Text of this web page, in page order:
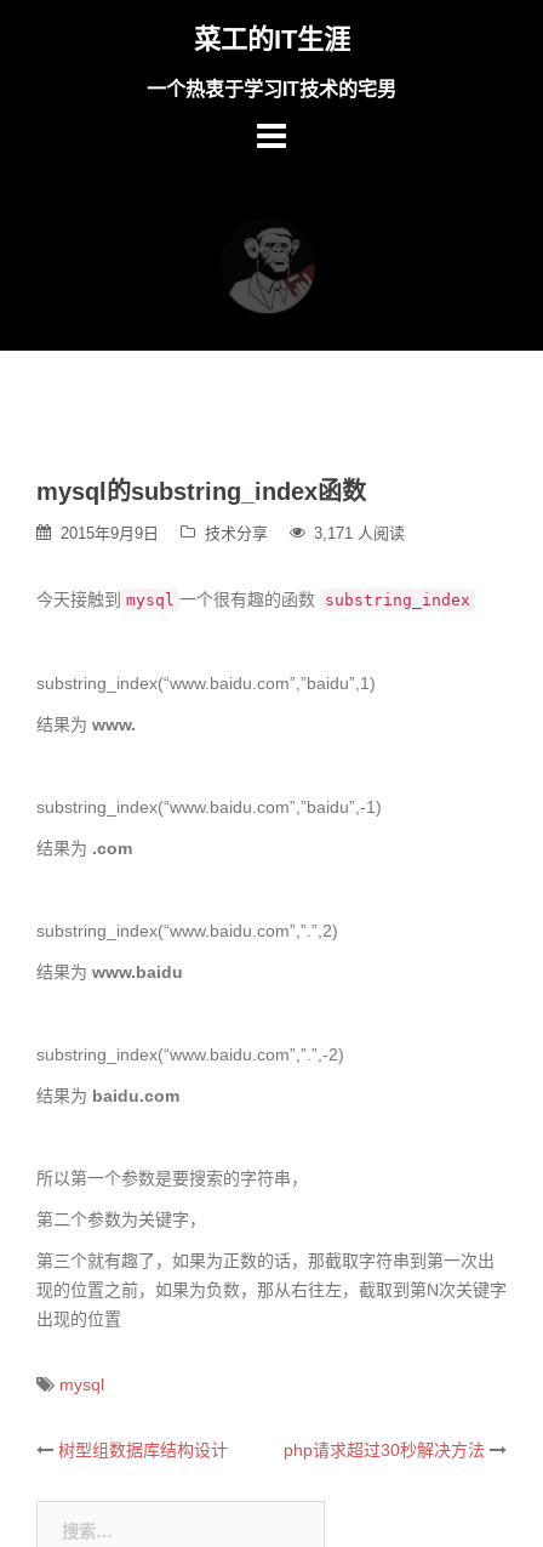
菜工的IT生涯
一个热衷于学习IT技术的宅男
mysql的substring_index函数
2015年9月9日 技术分享 3,171 人阅读
今天接触到 mysql 一个很有趣的函数 substring_index
substring_index(“www.baidu.com”,”baidu”,1)
结果为 www.
substring_index(“www.baidu.com”,”baidu”,-1)
结果为 .com
substring_index(“www.baidu.com”,”.”,2)
结果为 www.baidu
substring_index(“www.baidu.com”,”.”,-2)
结果为 baidu.com
所以第一个参数是要搜索的字符串，
第二个参数为关键字，
第三个就有趣了，如果为正数的话，那截取字符串到第一次出
现的位置之前，如果为负数，那从右往左，截取到第N次关键字
出现的位置
mysql
Post
navigation
php请求超过30秒解决方法
树型组数据库结构设计